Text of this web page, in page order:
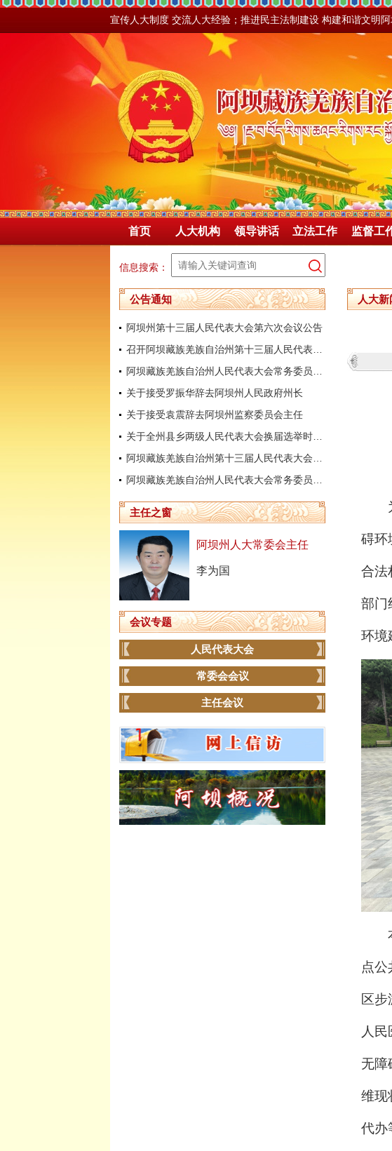
宣传人大制度 交流人大经验；推进民主法制建设 构建和谐文明
首页 人大机构 领导讲话 立法工作 监督工
信息搜索：
公告通知
阿坝州第十三届人民代表大会第六次会议公告
关于接受罗振华辞去阿坝州人民政府州长
关于接受袁震辞去阿坝州监察委员会主任
主任之窗
阿坝州人大常委会主任
李为国
会议专题
人民代表大会
常委会会议
主任会议
人大新
碍环
合法
部门
环境
点
区步
人
无障
维现
代办